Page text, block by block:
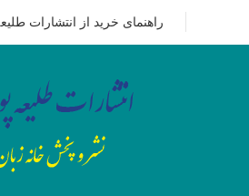
راهنمای خرید از انتشارات
09351628875 هزینه ای که